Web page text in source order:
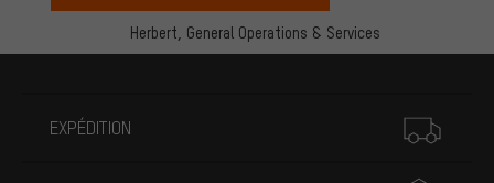
Herbert, General Operations & Services
EXPÉDITION